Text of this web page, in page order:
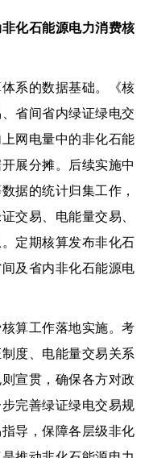
化石能源电力消费核
的数据基础。
《核
省间省内绿证绿电交
网电量中的非化石能
展分摊。后续实施中
据的统计归集工作，
交易、电能量交易、
定期核算发布非化石
及省内非化石能源电
算工作落地实施。考
度、电能量交易关系
宣贯，确保各方对政
完善绿证绿电交易规
导，保障各层级非化